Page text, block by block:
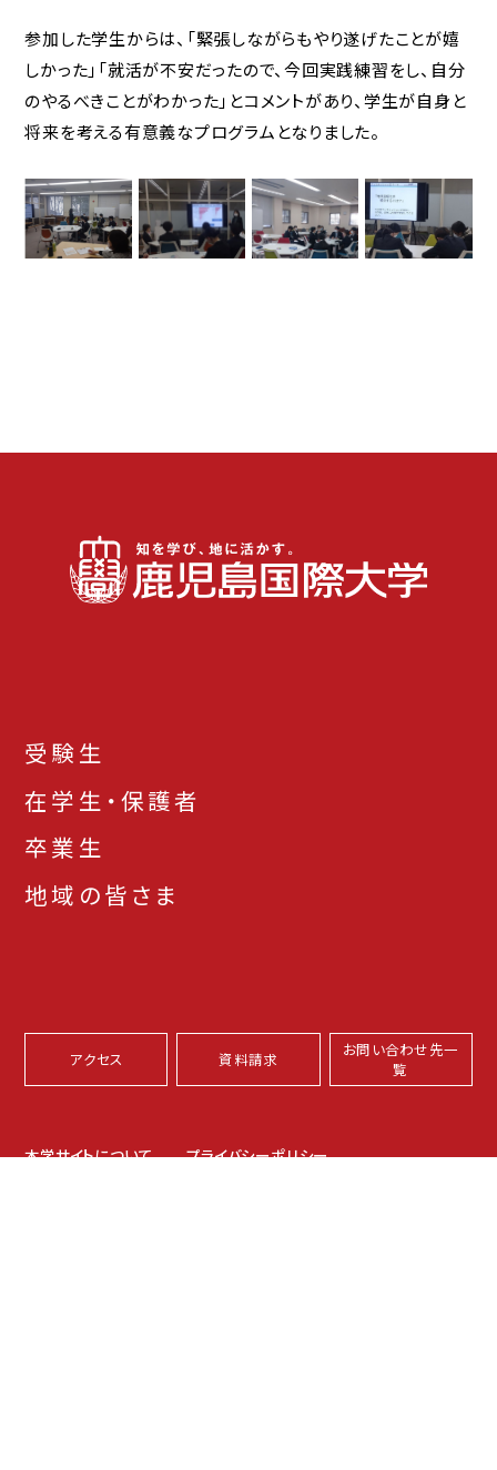
参加した学生からは、「緊張しながらもやり遂げたことが嬉
しかった」「就活が不安だったので、今回実践練習をし、自分
のやるべきことがわかった」とコメントがあり、学生が自身と
将来を考える有意義なプログラムとなりました。
受験生
在学生・保護者
卒業生
地域の皆さま
アクセス 資料請求
お問い合わせ先一
覧
本学サイトについて
プライバシーポリシー